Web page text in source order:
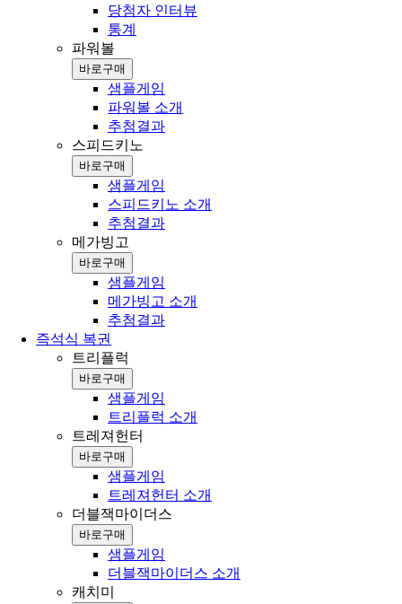
당첨자 인터뷰
통계
파워볼
바로구매
샘플게임
파워볼 소개
추첨결과
스피드키노
바로구매
샘플게임
스피드키노 소개
추첨결과
메가빙고
바로구매
샘플게임
메가빙고 소개
추첨결과
즉석식 복권
트리플럭
바로구매
샘플게임
트리플럭 소개
트레져헌터
바로구매
샘플게임
트레져헌터 소개
더블잭마이더스
바로구매
샘플게임
더블잭마이더스 소개
캐치미